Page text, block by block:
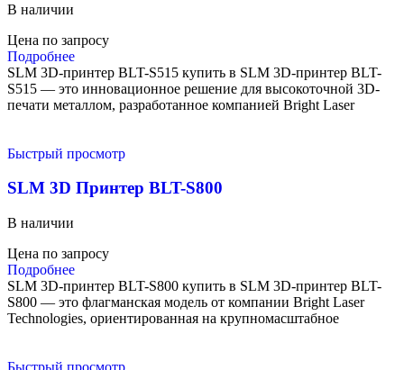
В наличии
Цена по запросу
Подробнее
SLM 3D-принтер BLT-S515 купить в SLM 3D-принтер BLT-
S515 — это инновационное решение для высокоточной 3D-
печати металлом, разработанное компанией Bright Laser
Быстрый просмотр
SLM 3D Принтер BLT-S800
В наличии
Цена по запросу
Подробнее
SLM 3D-принтер BLT-S800 купить в SLM 3D-принтер BLT-
S800 — это флагманская модель от компании Bright Laser
Technologies, ориентированная на крупномасштабное
Быстрый просмотр